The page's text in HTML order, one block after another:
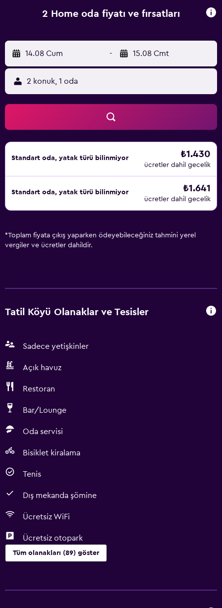
2 Home oda fiyatı ve fırsatları
14.08 Cum - 15.08 Cmt
2 konuk, 1 oda
Standart oda, yatak türü bilinmiyor ₺1.430
ücretler dahil gecelik
Standart oda, yatak türü bilinmiyor ₺1.641
ücretler dahil gecelik
*Toplam fiyata çıkış yaparken ödeyebileceğiniz tahmini yerel
vergiler ve ücretler dahildir.
Tatil Köyü Olanaklar ve Tesisler
Sadece yetişkinler
Açık havuz
Restoran
Bar/Lounge
Oda servisi
Bisiklet kiralama
Tenis
Dış mekanda şömine
Ücretsiz WiFi
Ücretsiz otopark
Tüm olanakları (89) göster
Araç kiralama